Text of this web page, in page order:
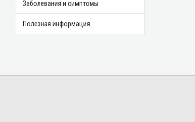
Заболевания и симптомы
Полезная информация